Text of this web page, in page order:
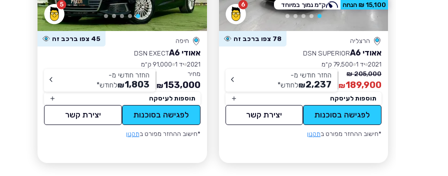
6
הרצליה 78 צפו ברכב זה
אאודי A6
DSN SUPERIOR
2021 יד 1
79,500 ק״מ
205,000 ₪
189,900
₪
החזר חודשי מ-
2,237
₪לחודש*
תוספות לעיסקה
לפגישה בסוכנות יצירת קשר
*חישוב ההחזר מפורט בתקנון
15,100 ₪ הנחה ק״מ נמוך במיוחד 5
חיפה 45 צפו ברכב זה
אאודי A6
DSN EXECT
2021 יד 1
91,000 ק״מ
מחיר
153,000
₪
החזר חודשי מ-
1,803
₪לחודש*
תוספות לעיסקה
לפגישה בסוכנות יצירת קשר
*חישוב ההחזר מפורט בתקנון